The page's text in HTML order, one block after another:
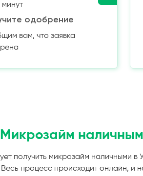
минут
одобрение
вам, что заявка
Микрозайм
получить микрозайм наличными в
процесс происходит онлайн, и